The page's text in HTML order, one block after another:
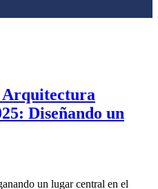
Arquitectura
Diseñando un
un lugar central en el